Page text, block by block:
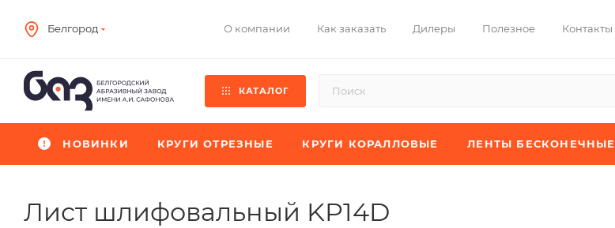
Белгород О компании Как заказать Дилеры Полезное Контакты
КАТАЛОГ
НОВИНКИ КРУГИ ОТРЕЗНЫЕ КРУГИ КОРАЛЛОВЫЕ ЛЕНТЫ БЕСКОНЕЧНЫЕ
Лист шлифовальный KP14D